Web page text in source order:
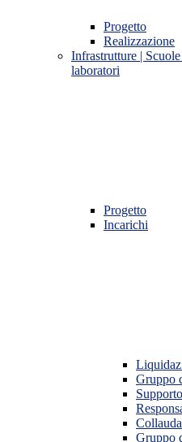
Progetto
Realizzazione
Infrastrutture |
laboratori
Progetto
Incarichi
Gruppo
Gruppo